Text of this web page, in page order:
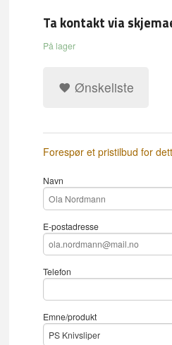
Ta kontakt via
På lager
Ønskeliste
Forespør et pristilbud for
Navn
E-postadresse
Telefon
Emne/produkt